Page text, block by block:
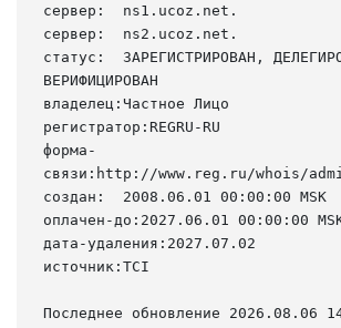
сервер:  ns1.ucoz.net.
сервер:  ns2.ucoz.net.
статус:  ЗАРЕГИСТРИРОВАН,
ВЕРИФИЦИРОВАН
владелец:Частное Лицо
регистратор:REGRU-RU
форма-
связи:http://www.reg.ru/whois/
создан:  2008.06.01 00:00:00 MSK
оплачен-до:2027.06.01 00:00:00
дата-удаления:2027.07.02
источник:TCI
Последнее обновление 2026.08.06